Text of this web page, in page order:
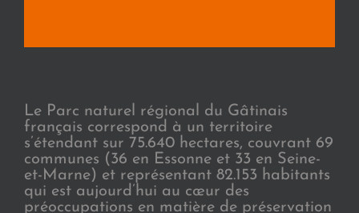
Le Parc naturel régional du Gâtinais
français correspond à un territoire
s’étendant sur 75.640 hectares, couvrant 69
communes (36 en Essonne et 33 en Seine-
et-Marne) et représentant 82.153 habitants
qui est aujourd’hui au cœur des
préoccupations en matière de préservation